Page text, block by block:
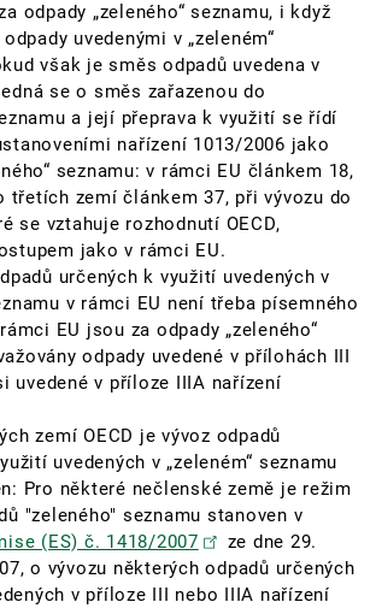
odpady „zeleného“ seznamu, i když
uvedenými v „zeleném“
však je směs odpadů uvedena v
se o směs zařazenou do
a její přeprava k využití se řídí
nařízení 1013/2006 jako
seznamu: v rámci EU článkem 18,
třetích zemí článkem 37, při vývozu do
se vztahuje rozhodnutí OECD,
jako v rámci EU.
určených k využití uvedených v
v rámci EU není třeba písemného
EU jsou za odpady „zeleného“
odpady uvedené v přílohách III
uvedené v příloze IIIA nařízení
zemí OECD je vývoz odpadů
uvedených v „zeleném“ seznamu
Pro některé nečlenské země je režim
"zeleného" seznamu stanoven v
(ES) č. 1418/2007
ze dne 29.
o vývozu některých odpadů určených
v příloze III nebo IIIA nařízení